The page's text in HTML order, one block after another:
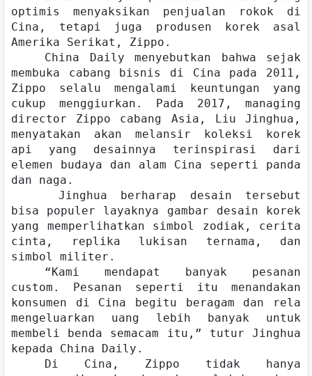
optimis menyaksikan penjualan rokok di
Cina, tetapi juga produsen korek asal
Amerika Serikat, Zippo.
China Daily menyebutkan bahwa sejak
membuka cabang bisnis di Cina pada 2011,
Zippo selalu mengalami keuntungan yang
cukup menggiurkan. Pada 2017, managing
director Zippo cabang Asia, Liu Jinghua,
menyatakan akan melansir koleksi korek
api yang desainnya terinspirasi dari
elemen budaya dan alam Cina seperti panda
dan naga.
Jinghua berharap desain tersebut
bisa populer layaknya gambar desain korek
yang memperlihatkan simbol zodiak, cerita
cinta, replika lukisan ternama, dan
simbol militer.
“Kami mendapat banyak pesanan
custom. Pesanan seperti itu menandakan
konsumen di Cina begitu beragam dan rela
mengeluarkan uang lebih banyak untuk
membeli benda semacam itu,” tutur Jinghua
kepada China Daily.
Di Cina, Zippo tidak hanya